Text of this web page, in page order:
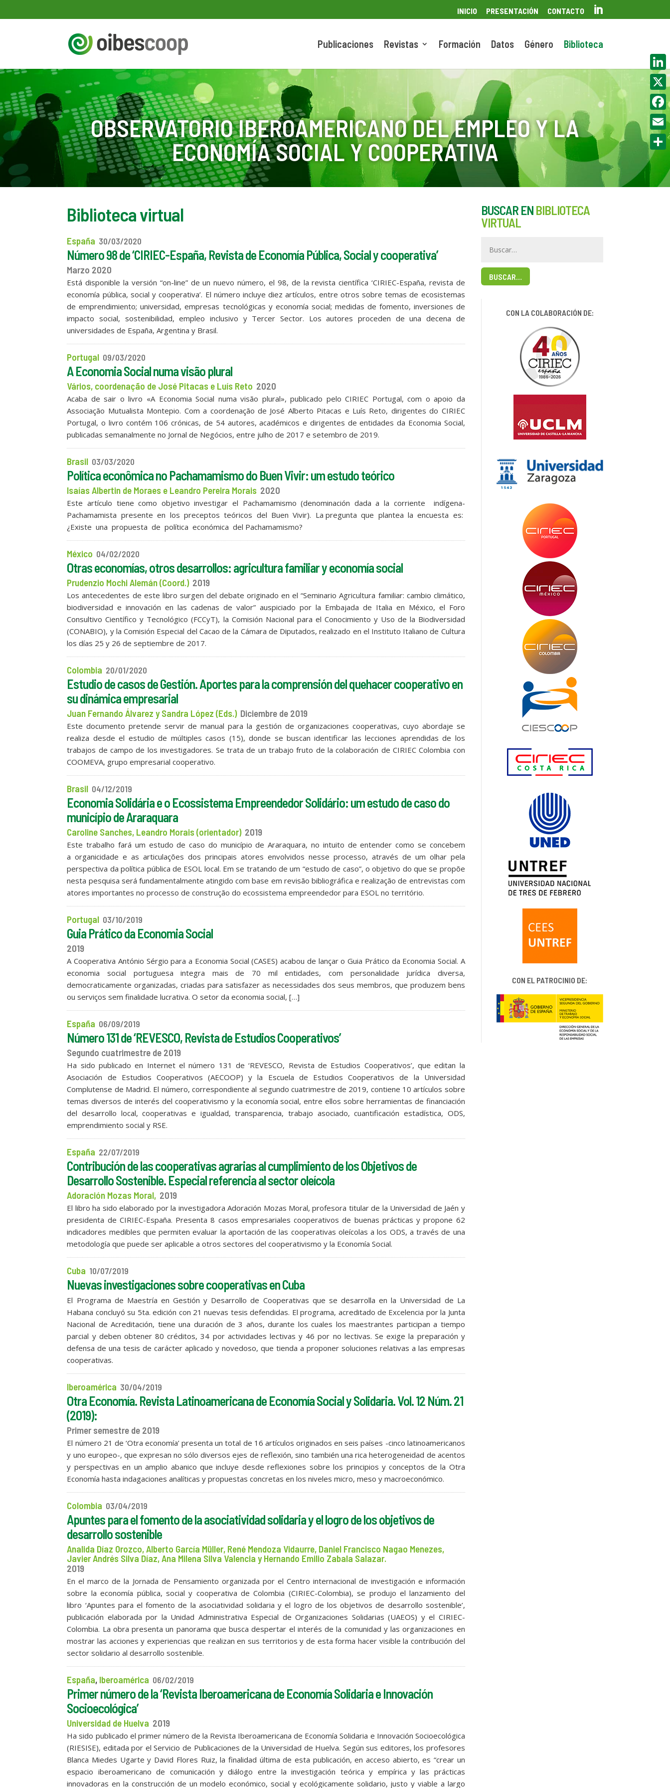
INICIO PRESENTACIÓN CONTACTO 
Publicaciones Revistas Formación Datos Género Biblioteca
OBSERVATORIO IBEROAMERICANO DEL EMPLEO Y LA
ECONOMÍA SOCIAL Y COOPERATIVA
Biblioteca virtual
España 30/03/2020
Número 98 de ‘CIRIEC-España, Revista de Economía Pública, Social y cooperativa’
Marzo 2020
Está disponible la versión “on-line” de un nuevo número, el 98, de la revista científica ‘CIRIEC-España, revista de
economía pública, social y cooperativa’. El número incluye diez artículos, entre otros sobre temas de ecosistemas
de emprendimiento; universidad, empresas tecnológicas y economía social; medidas de fomento, inversiones de
impacto social, sostenibilidad, empleo inclusivo y Tercer Sector. Los autores proceden de una decena de
universidades de España, Argentina y Brasil.
Portugal 09/03/2020
A Economia Social numa visão plural
Vários, coordenação de José Pitacas e Luís Reto 2020
Acaba de sair o livro «A Economia Social numa visão plural», publicado pelo CIRIEC Portugal, com o apoio da
Associação Mutualista Montepio. Com a coordenação de José Alberto Pitacas e Luís Reto, dirigentes do CIRIEC
Portugal, o livro contém 106 crónicas, de 54 autores, académicos e dirigentes de entidades da Economia Social,
publicadas semanalmente no Jornal de Negócios, entre julho de 2017 e setembro de 2019.
Brasil 03/03/2020
Política econômica no Pachamamismo do Buen Vivir: um estudo teórico
Isaías Albertin de Moraes e Leandro Pereira Morais 2020
Este artículo tiene como objetivo investigar el Pachamamismo (denominación dada a la corriente indígena-
Pachamamista presente en los preceptos teóricos del Buen Vivir). La pregunta que plantea la encuesta es:
¿Existe una propuesta de política económica del Pachamamismo?
México 04/02/2020
Otras economías, otros desarrollos: agricultura familiar y economía social
Prudenzio Mochi Alemán (Coord.) 2019
Los antecedentes de este libro surgen del debate originado en el “Seminario Agricultura familiar: cambio climático,
biodiversidad e innovación en las cadenas de valor” auspiciado por la Embajada de Italia en México, el Foro
Consultivo Científico y Tecnológico (FCCyT), la Comisión Nacional para el Conocimiento y Uso de la Biodiversidad
(CONABIO), y la Comisión Especial del Cacao de la Cámara de Diputados, realizado en el Instituto Italiano de Cultura
los días 25 y 26 de septiembre de 2017.
Colombia 20/01/2020
Estudio de casos de Gestión. Aportes para la comprensión del quehacer cooperativo en
su dinámica empresarial
Juan Fernando Álvarez y Sandra López (Eds.) Diciembre de 2019
Este documento pretende servir de manual para la gestión de organizaciones cooperativas, cuyo abordaje se
realiza desde el estudio de múltiples casos (15), donde se buscan identificar las lecciones aprendidas de los
trabajos de campo de los investigadores. Se trata de un trabajo fruto de la colaboración de CIRIEC Colombia con
COOMEVA, grupo empresarial cooperativo.
Brasil 04/12/2019
Economia Solidária e o Ecossistema Empreendedor Solidário: um estudo de caso do
município de Araraquara
Caroline Sanches, Leandro Morais (orientador) 2019
Este trabalho fará um estudo de caso do município de Araraquara, no intuito de entender como se concebem
a organicidade e as articulações dos principais atores envolvidos nesse processo, através de um olhar pela
perspectiva da política pública de ESOL local. Em se tratando de um “estudo de caso”, o objetivo do que se propõe
nesta pesquisa será fundamentalmente atingido com base em revisão bibliográfica e realização de entrevistas com
atores importantes no processo de construção do ecossistema empreendedor para ESOL no território.
Portugal 03/10/2019
Guia Prático da Economia Social
2019
A Cooperativa António Sérgio para a Economia Social (CASES) acabou de lançar o Guia Prático da Economia Social. A
economia social portuguesa integra mais de 70 mil entidades, com personalidade jurídica diversa,
democraticamente organizadas, criadas para satisfazer as necessidades dos seus membros, que produzem bens
ou serviços sem finalidade lucrativa. O setor da economia social, […]
España 06/09/2019
Número 131 de ‘REVESCO, Revista de Estudios Cooperativos’
Segundo cuatrimestre de 2019
Ha sido publicado en Internet el número 131 de ‘REVESCO, Revista de Estudios Cooperativos’, que editan la
Asociación de Estudios Cooperativos (AECOOP) y la Escuela de Estudios Cooperativos de la Universidad
Complutense de Madrid. El número, correspondiente al segundo cuatrimestre de 2019, contiene 10 artículos sobre
temas diversos de interés del cooperativismo y la economía social, entre ellos sobre herramientas de financiación
del desarrollo local, cooperativas e igualdad, transparencia, trabajo asociado, cuantificación estadística, ODS,
emprendimiento social y RSE.
España 22/07/2019
Contribución de las cooperativas agrarias al cumplimiento de los Objetivos de
Desarrollo Sostenible. Especial referencia al sector oleícola
Adoración Mozas Moral, 2019
El libro ha sido elaborado por la investigadora Adoración Mozas Moral, profesora titular de la Universidad de Jaén y
presidenta de CIRIEC-España. Presenta 8 casos empresariales cooperativos de buenas prácticas y propone 62
indicadores medibles que permiten evaluar la aportación de las cooperativas oleícolas a los ODS, a través de una
metodología que puede ser aplicable a otros sectores del cooperativismo y la Economía Social.
Cuba 10/07/2019
Nuevas investigaciones sobre cooperativas en Cuba
El Programa de Maestría en Gestión y Desarrollo de Cooperativas que se desarrolla en la Universidad de La
Habana concluyó su 5ta. edición con 21 nuevas tesis defendidas. El programa, acreditado de Excelencia por la Junta
Nacional de Acreditación, tiene una duración de 3 años, durante los cuales los maestrantes participan a tiempo
parcial y deben obtener 80 créditos, 34 por actividades lectivas y 46 por no lectivas. Se exige la preparación y
defensa de una tesis de carácter aplicado y novedoso, que tienda a proponer soluciones relativas a las empresas
cooperativas.
Iberoamérica 30/04/2019
Otra Economía. Revista Latinoamericana de Economía Social y Solidaria. Vol. 12 Núm. 21
(2019):
Primer semestre de 2019
El número 21 de ‘Otra economía’ presenta un total de 16 artículos originados en seis países -cinco latinoamericanos
y uno europeo-, que expresan no sólo diversos ejes de reflexión, sino también una rica heterogeneidad de acentos
y perspectivas en un amplio abanico que incluye desde reflexiones sobre los principios y conceptos de la Otra
Economía hasta indagaciones analíticas y propuestas concretas en los niveles micro, meso y macroeconómico.
Colombia 03/04/2019
Apuntes para el fomento de la asociatividad solidaria y el logro de los objetivos de
desarrollo sostenible
Analida Díaz Orozco, Alberto García Müller, René Mendoza Vidaurre, Daniel Francisco Nagao Menezes,
Javier Andrés Silva Díaz, Ana Milena Silva Valencia y Hernando Emilio Zabala Salazar.
2019
En el marco de la Jornada de Pensamiento organizada por el Centro internacional de investigación e información
sobre la economía pública, social y cooperativa de Colombia (CIRIEC-Colombia), se produjo el lanzamiento del
libro ‘Apuntes para el fomento de la asociatividad solidaria y el logro de los objetivos de desarrollo sostenible’,
publicación elaborada por la Unidad Administrativa Especial de Organizaciones Solidarias (UAEOS) y el CIRIEC-
Colombia. La obra presenta un panorama que busca despertar el interés de la comunidad y las organizaciones en
mostrar las acciones y experiencias que realizan en sus territorios y de esta forma hacer visible la contribución del
sector solidario al desarrollo sostenible.
España, Iberoamérica 06/02/2019
Primer número de la ‘Revista Iberoamericana de Economía Solidaria e Innovación
Socioecológica’
Universidad de Huelva 2019
Ha sido publicado el primer número de la Revista Iberoamericana de Economía Solidaria e Innovación Socioecológica
(RIESISE), editada por el Servicio de Publicaciones de la Universidad de Huelva. Según sus editores, los profesores
Blanca Miedes Ugarte y David Flores Ruiz, la finalidad última de esta publicación, en acceso abierto, es “crear un
espacio iberoamericano de comunicación y diálogo entre la investigación teórica y empírica y las prácticas
innovadoras en la construcción de un modelo económico, social y ecológicamente solidario, justo y viable a largo
BUSCAR EN BIBLIOTECA
VIRTUAL
BUSCAR…
CON LA COLABORACIÓN DE:
CON EL PATROCINIO DE:
X
Email